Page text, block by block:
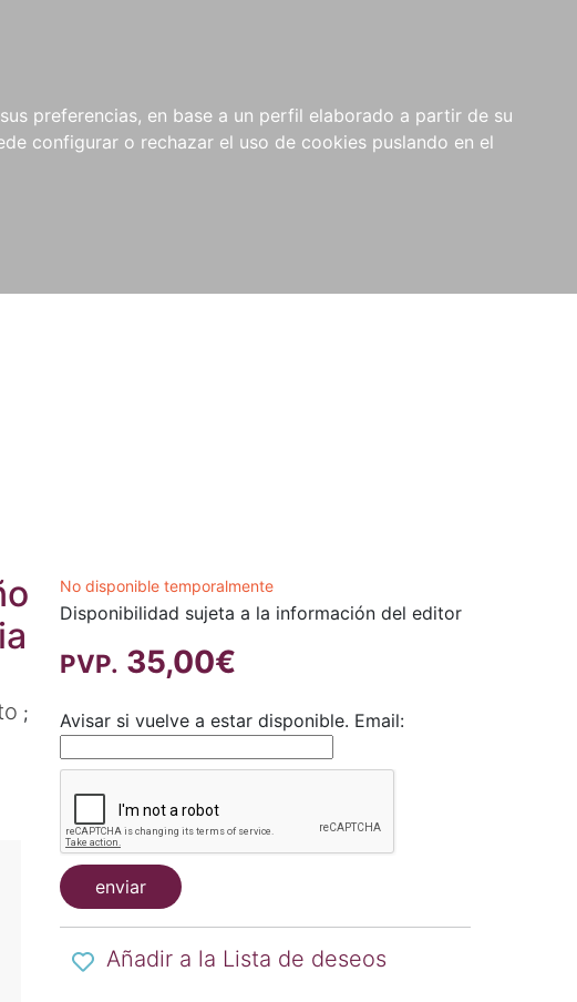
preferencias, en base a un perfil elaborado a partir de su
configurar o rechazar el uso de cookies puslando en el
NOVEDADES NOTICIAS
COMPRAS
INSTITUCIONALES
;
No disponible temporalmente
Disponibilidad sujeta a la información del editor
PVP. 35,00€
Avisar si vuelve a estar disponible. Email:
enviar
Añadir a la Lista de deseos